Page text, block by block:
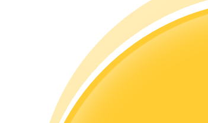
Торговые стратегии
Узнайте, как оставаться прибыльным